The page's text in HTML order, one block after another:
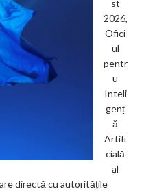
st
2026,
Ofici
ul
pentr
u
Inteli
genț
ă
Artifi
cială
al
directă cu autoritățile